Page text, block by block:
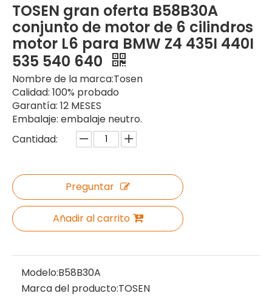
TOSEN gran oferta B58B30A
conjunto de motor de 6 cilindros
motor L6 para BMW Z4 435I 440I
535 540 640
Nombre de la marca:Tosen
Calidad: 100% probado
Garantía: 12 MESES
Embalaje: embalaje neutro.
Cantidad:
Preguntar
Añadir al carrito
Modelo:B58B30A
Marca del producto:TOSEN